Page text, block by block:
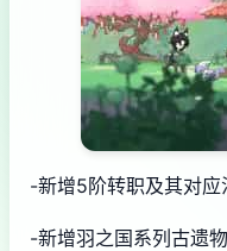
-新增5阶转职及其对应
-新增羽之国系列古遗物